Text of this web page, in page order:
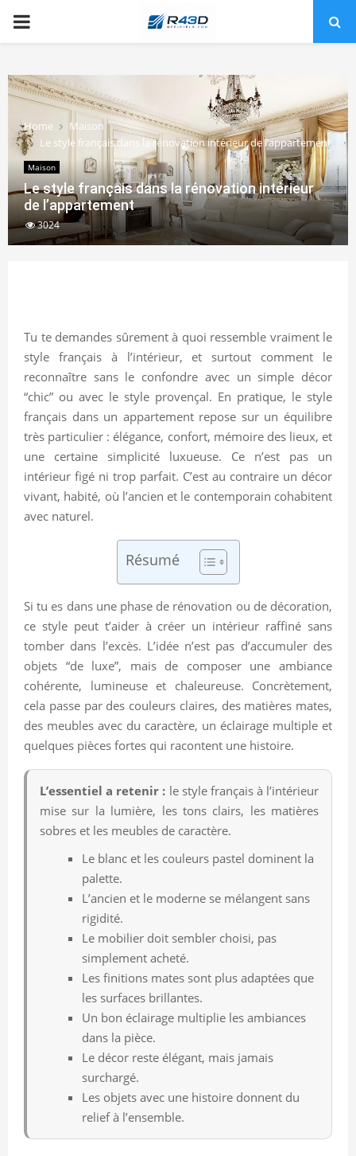
PRIMARY
Home
Maison
Le style français dans la rénovation intérieur de l’appartement
Maison
Le style français dans la rénovation intérieur
de l’appartement
3024
Tu te demandes sûrement à quoi ressemble vraiment le
style français à l’intérieur, et surtout comment le
reconnaître sans le confondre avec un simple décor
“chic” ou avec le style provençal. En pratique, le style
français dans un appartement repose sur un équilibre
très particulier : élégance, confort, mémoire des lieux, et
une certaine simplicité luxueuse. Ce n’est pas un
intérieur figé ni trop parfait. C’est au contraire un décor
vivant, habité, où l’ancien et le contemporain cohabitent
avec naturel.
Résumé
Si tu es dans une phase de rénovation ou de décoration,
ce style peut t’aider à créer un intérieur raffiné sans
tomber dans l’excès. L’idée n’est pas d’accumuler des
objets “de luxe”, mais de composer une ambiance
cohérente, lumineuse et chaleureuse. Concrètement,
cela passe par des couleurs claires, des matières mates,
des meubles avec du caractère, un éclairage multiple et
quelques pièces fortes qui racontent une histoire.
L’essentiel a retenir : le style français à l’intérieur
mise sur la lumière, les tons clairs, les matières
sobres et les meubles de caractère.
Le blanc et les couleurs pastel dominent la
palette.
L’ancien et le moderne se mélangent sans
rigidité.
Le mobilier doit sembler choisi, pas
simplement acheté.
Les finitions mates sont plus adaptées que
les surfaces brillantes.
Un bon éclairage multiplie les ambiances
dans la pièce.
Le décor reste élégant, mais jamais
surchargé.
Les objets avec une histoire donnent du
relief à l’ensemble.